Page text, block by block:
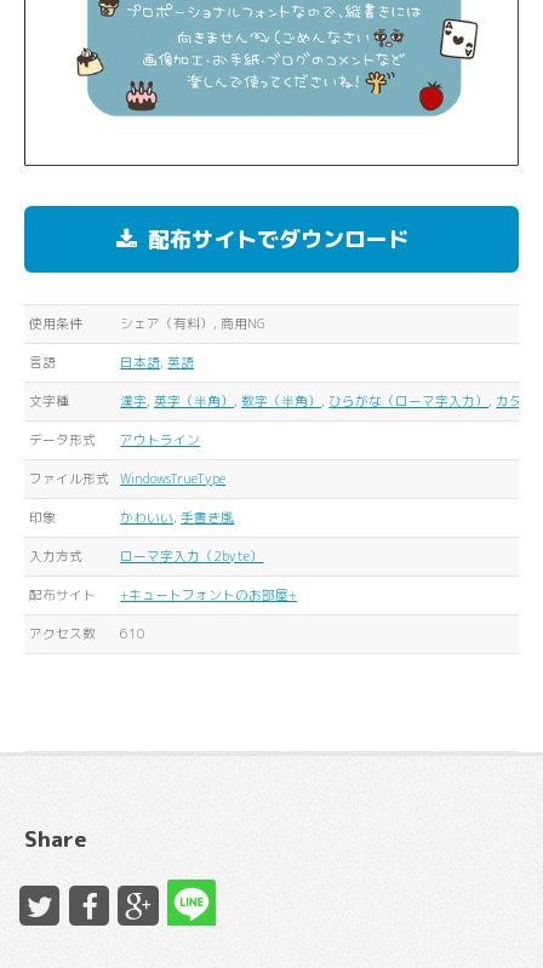
配布サイトでダウンロード
使用条件 シェア（有料）, 商用NG
言語 日本語,英語
文字種 漢字,英字（半角） , 数字（半角） , ひらがな（ローマ字入力） , カタカ
データ形式 アウトライン
ファイル形式 WindowsTrueType
印象 かわいい,手書き風
入力方式 ローマ字入力（2byte）
配布サイト +キュートフォントのお部屋+
アクセス数 610
Share